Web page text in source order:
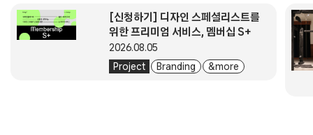
Project Branding & more
[신청하기] 디자인 스페셜리스트를
위한 프리미엄 서비스, 멤버십 S+
2026.08.05